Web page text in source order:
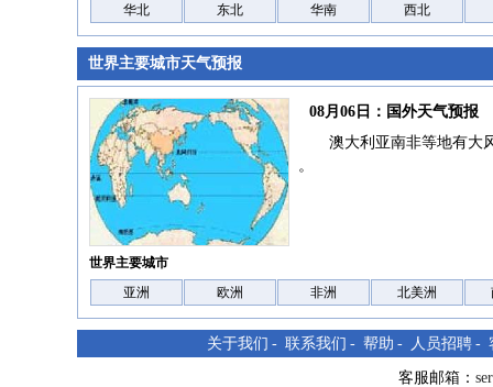
华北
东北 华南 西北
世界主要城市天气预报
08月06日：国外天气预报
澳大利亚南非等地有大
。
世界主要城市
亚洲
欧洲 非洲 北美洲
关于我们 - 联系我们 - 帮助 - 人员招聘 -
客服邮箱：